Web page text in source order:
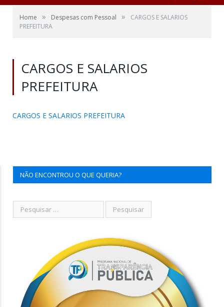
Home » Despesas com Pessoal »
CARGOS E SALARIOS
PREFEITURA
CARGOS E SALARIOS
PREFEITURA
CARGOS E SALARIOS PREFEITURA
NÃO ENCONTROU O QUE QUERIA?